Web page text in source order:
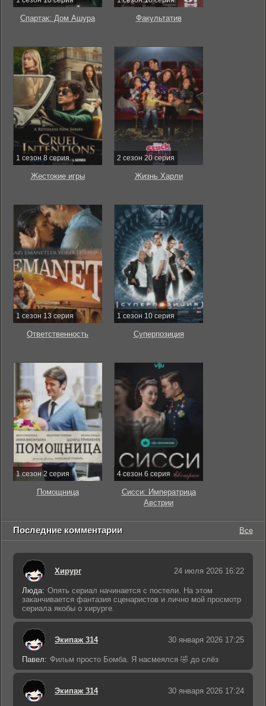
Спартак: Дом Ашура Факультатив
1 сезон 8 серия
Жестокие игры
2 сезон 20 серия
Жизнь Харли
1 сезон 13 серия
Ответственность
1 сезон 10 серия
Суперпозиция
1 сезон 2 серия
Помощница
4 сезон 6 серия
Сисси: Императрица
Австрии
Последние комментарии Все
Хирург 24 июля 2026 16:22
Люда: Опять сериал начинается с постели. На этом
заканчивается фантазия сценаристов и лично мой просмотр
сериала якобы о хирурге.
Экипаж 314 30 января 2026 17:25
Павел: Фильм просто Бомба. Я насмеялся 🤣 до слёз
Экипаж 314 30 января 2026 17:24